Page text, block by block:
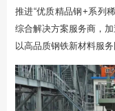
推进“优质精品钢+系列
综合解决方案服务商，
以高品质钢铁新材料服